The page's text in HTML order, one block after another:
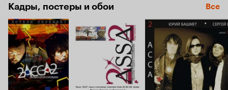
Кадры, постеры и обои Все